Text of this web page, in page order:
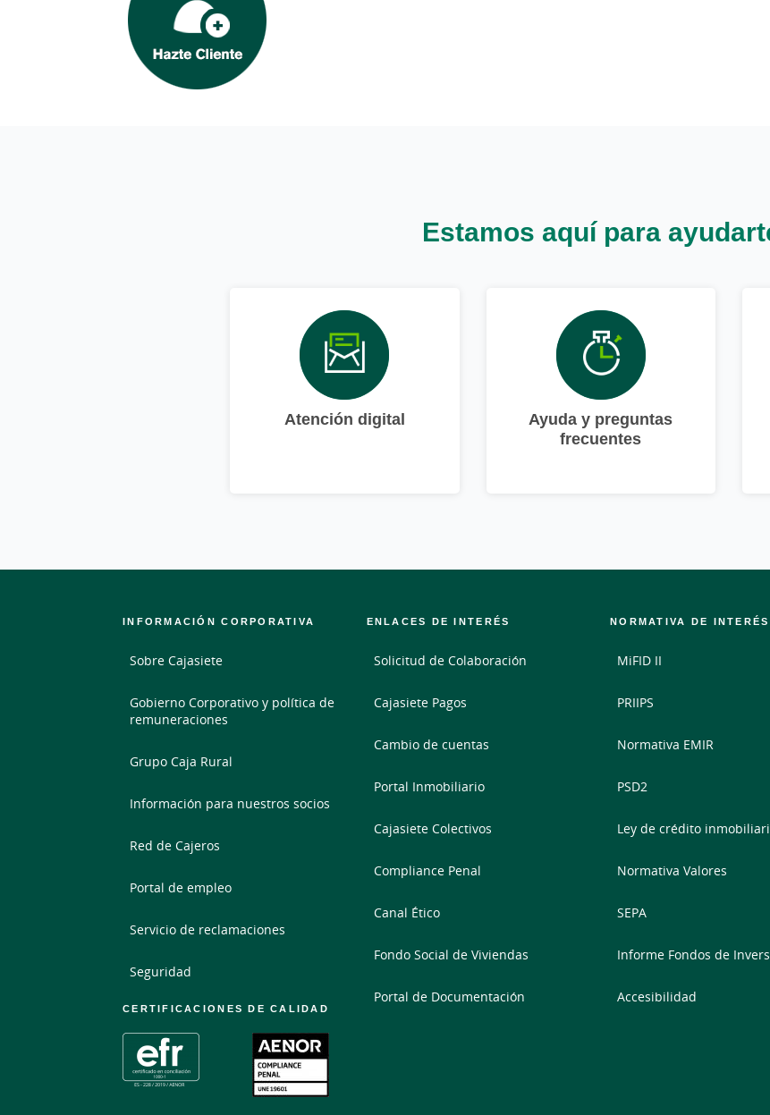
Estamos aquí para
Atención digital
Ayuda y preguntas
frecuentes
INFORMACIÓN CORPORATIVA
Sobre Cajasiete
Gobierno Corporativo y política de
remuneraciones
Grupo Caja Rural
Información para nuestros socios
Red de Cajeros
Portal de empleo
Servicio de reclamaciones
Seguridad
CERTIFICACIONES DE CALIDAD
ENLACES DE INTERÉS
Solicitud de Colaboración
Cajasiete Pagos
Cambio de cuentas
Portal Inmobiliario
Cajasiete Colectivos
Compliance Penal
Canal Ético
Fondo Social de Viviendas
Portal de Documentación
NORMATIVA DE INTERÉS
MiFID II
PRIIPS
Normativa EMIR
PSD2
Ley de crédito
Normativa Valores
SEPA
Informe Fondos de
Accesibilidad